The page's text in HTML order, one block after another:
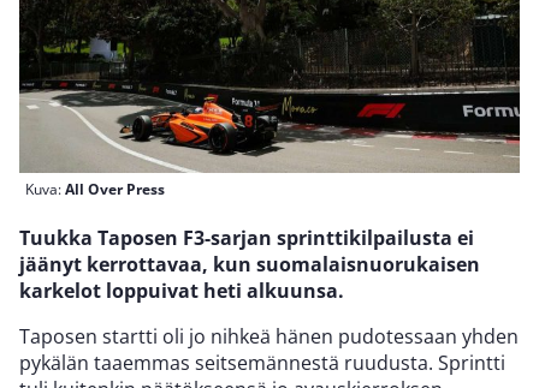
Kuva:All Over Press
Tuukka Taposen F3-sarjan sprinttikilpailusta ei
jäänyt kerrottavaa, kun suomalaisnuorukaisen
karkelot loppuivat heti alkuunsa.
Taposen startti oli jo nihkeä hänen pudotessaan yhden
pykälän taaemmas seitsemännestä ruudusta. Sprintti